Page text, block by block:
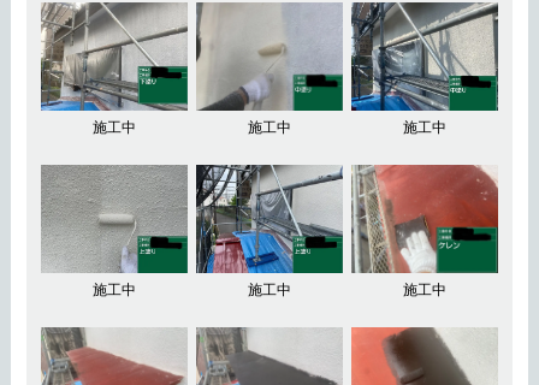
施工中 施工中 施工中
施工中 施工中 施工中